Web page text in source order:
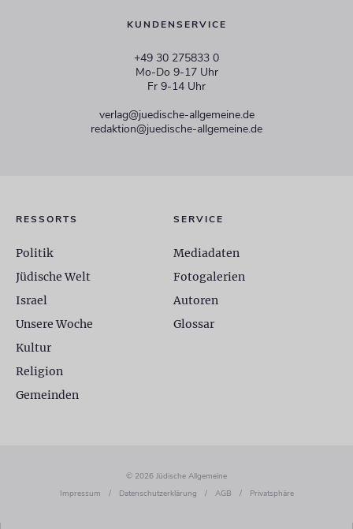
KUNDENSERVICE
+49 30 275833 0
Mo-Do 9-17 Uhr
Fr 9-14 Uhr
verlag@juedische-allgemeine.de
redaktion@juedische-allgemeine.de
RESSORTS
Politik
Jüdische Welt
Israel
Unsere Woche
Kultur
Religion
Gemeinden
SERVICE
Mediadaten
Fotogalerien
Autoren
Glossar
© 2026 Jüdische Allgemeine
Impressum
/ Datenschutzerklärung / AGB / Privatsphäre